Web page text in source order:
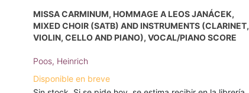
MISSA CARMINUM, HOMMAGE A LEOS JANÁCEK,
MIXED CHOIR (SATB) AND INSTRUMENTS (CLARINET,
VIOLIN, CELLO AND PIANO), VOCAL/PIANO SCORE
Poos, Heinrich
Disponible en breve